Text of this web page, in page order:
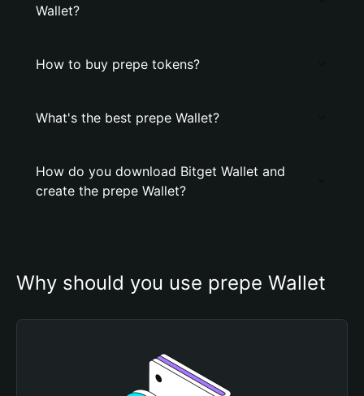
Wallet?
How to buy prepe tokens?
What's the best prepe Wallet?
How do you download Bitget Wallet and
create the prepe Wallet?
Why should you use prepe Wallet